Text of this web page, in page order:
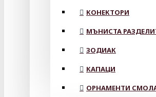
КОНЕКТОРИ
МЪНИСТА
ЗОДИАК
КАПАЦИ
ОРНАМЕНТИ